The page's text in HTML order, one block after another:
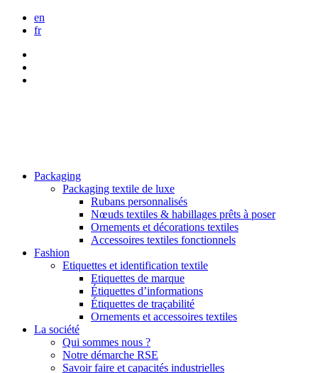
en
fr
Packaging
Packaging textile de luxe
Rubans personnalisés
Nœuds textiles & habillages prêts à poser
Ornements et décorations textiles
Accessoires textiles fonctionnels
Fashion
Etiquettes et identification textile
Etiquettes de marque
Étiquettes d’informations
Étiquettes de traçabilité
Ornements et accessoires textiles
La société
Qui sommes nous ?
Notre démarche RSE
Savoir faire et capacités industrielles